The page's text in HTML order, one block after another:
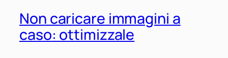
Non caricare immagini a
caso: ottimizzale